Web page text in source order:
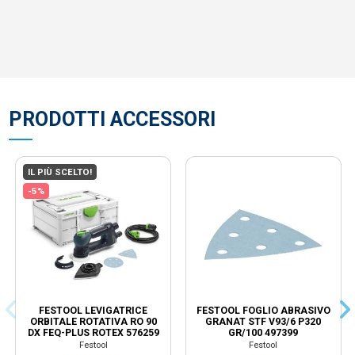
PRODOTTI ACCESSORI
IL PIÙ SCELTO!
-5%
FESTOOL LEVIGATRICE
ORBITALE ROTATIVA RO 90
DX FEQ-PLUS ROTEX 576259
Festool
FESTOOL FOGLIO ABRASIVO
GRANAT STF V93/6 P320
GR/100 497399
Festool